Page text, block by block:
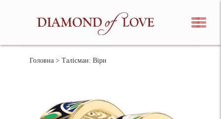
Головна > Талісман: Віри